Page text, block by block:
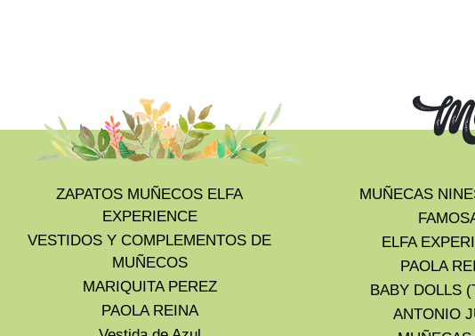
ZAPATOS MUÑECOS ELFA
EXPERIENCE
VESTIDOS Y COMPLEMENTOS DE
MUÑECOS
MARIQUITA PEREZ
PAOLA REINA
MUÑECAS
ELFA
PAOLA
BABY DOLLS
ANTONIO